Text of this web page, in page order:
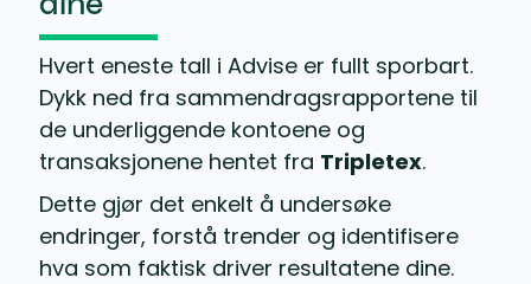
Hvert eneste tall i Advise er fullt sporbart.
Dykk ned fra sammendragsrapportene til
de underliggende kontoene og
transaksjonene hentet fra Tripletex.
Dette gjør det enkelt å undersøke
endringer, forstå trender og identifisere
hva som faktisk driver resultatene dine.